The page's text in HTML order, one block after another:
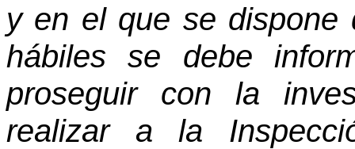
y en el que se
hábiles se debe
proseguir con la
realizar a la